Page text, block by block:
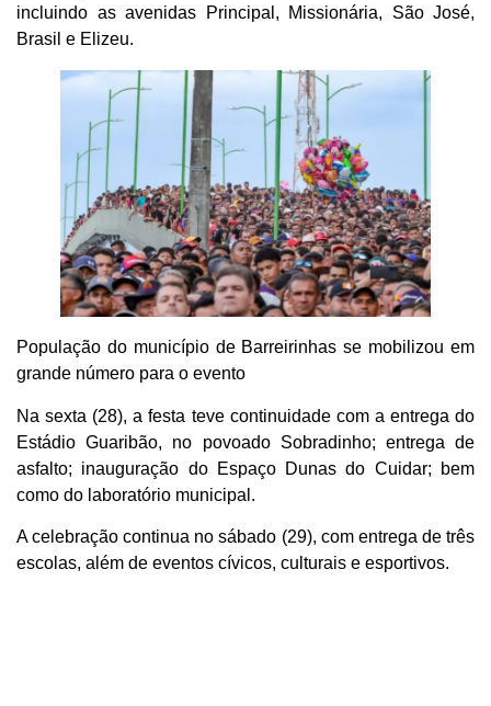
incluindo as avenidas Principal, Missionária, São José,
Brasil e Elizeu.
População do município de Barreirinhas se mobilizou em
grande número para o evento
Na sexta (28), a festa teve continuidade com a entrega do
Estádio Guaribão, no povoado Sobradinho; entrega de
asfalto; inauguração do Espaço Dunas do Cuidar; bem
como do laboratório municipal.
A celebração continua no sábado (29), com entrega de três
escolas, além de eventos cívicos, culturais e esportivos.